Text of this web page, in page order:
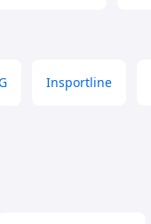
условий и
прыгающего
Insportline